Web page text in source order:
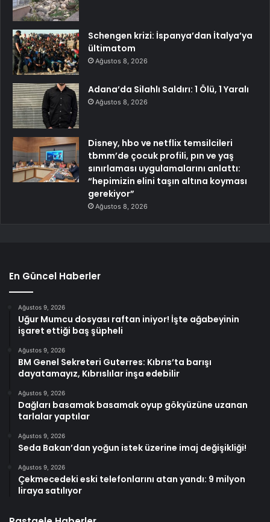
Schengen krizi: İspanya’dan İtalya’ya
ültimatom
Ağustos 8, 2026
Adana’da Silahlı Saldırı: 1 Ölü, 1 Yaralı
Ağustos 8, 2026
Disney, hbo ve netflix temsilcileri
tbmm’de çocuk profili, pın ve yaş
sınırlaması uygulamalarını anlattı:
“hepimizin elini taşın altına koyması
gerekiyor”
Ağustos 8, 2026
En Güncel Haberler
Ağustos 9, 2026
Uğur Mumcu dosyası raftan iniyor! İşte ağabeyinin
işaret ettiği baş şüpheli
Ağustos 9, 2026
BM Genel Sekreteri Guterres: Kıbrıs’ta barışı
dayatamayız, Kıbrıslılar inşa edebilir
Ağustos 9, 2026
Dağları basamak basamak oyup gökyüzüne uzanan
tarlalar yaptılar
Ağustos 9, 2026
Seda Bakan’dan yoğun istek üzerine imaj değişikliği!
Ağustos 9, 2026
Çekmecedeki eski telefonlarını atan yandı: 9 milyon
liraya satılıyor